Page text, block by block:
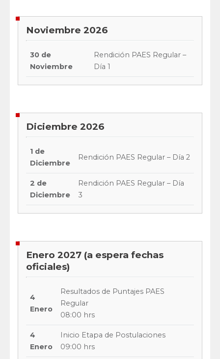
Noviembre 2026
30 de
Noviembre
Rendición PAES Regular –
Día 1
Diciembre 2026
1 de
Diciembre
Rendición PAES Regular – Día 2
2 de
Diciembre
Rendición PAES Regular – Día
3
Enero 2027 (a espera fechas
oficiales)
4
Enero
Resultados de Puntajes PAES
Regular
08:00 hrs
4
Enero
Inicio Etapa de Postulaciones
09:00 hrs